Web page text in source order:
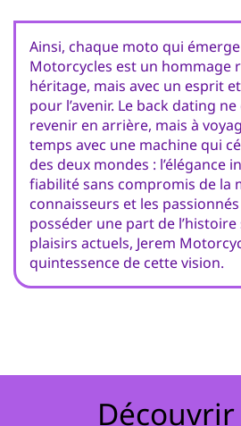
Ainsi, chaque moto qui émerge
Motorcycles est un hommage
héritage, mais avec un esprit
pour l’avenir. Le back dating
revenir en arrière, mais à
temps avec une machine qui
des deux mondes : l’élégance
fiabilité sans compromis de la
connaisseurs et les
posséder une part de
plaisirs actuels, Jerem
quintessence de cette vision.